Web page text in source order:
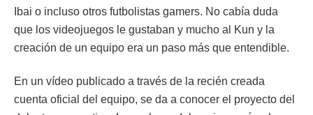
Ibai o incluso otros futbolistas gamers. No cabía duda
que los videojuegos le gustaban y mucho al Kun y la
creación de un equipo era un paso más que entendible.
En un vídeo publicado a través de la recién creada
cuenta oficial del equipo, se da a conocer el proyecto del